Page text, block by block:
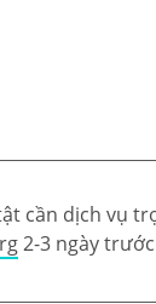
cần dịch vụ
2-3 ngày